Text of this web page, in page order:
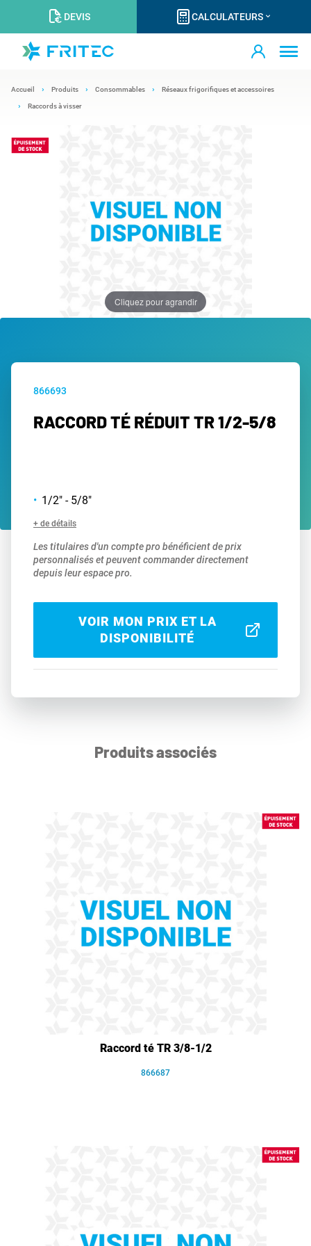
DEVIS CALCULATEURS
Accueil Produits Consommables Réseaux frigorifiques et accessoires
Raccords à visser
Cliquez pour agrandir
866693
RACCORD TÉ RÉDUIT TR 1/2-5/8
1/2" - 5/8"
+ de détails
Les titulaires d'un compte pro bénéficient de prix
personnalisés et peuvent commander directement
depuis leur espace pro.
VOIR MON PRIX ET LA
DISPONIBILITÉ
Produits associés
Raccord té TR 3/8-1/2
866687